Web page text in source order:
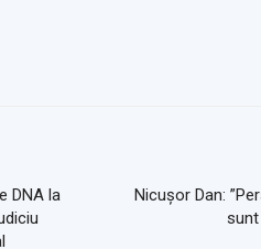
DNA la
Nicușor Dan: